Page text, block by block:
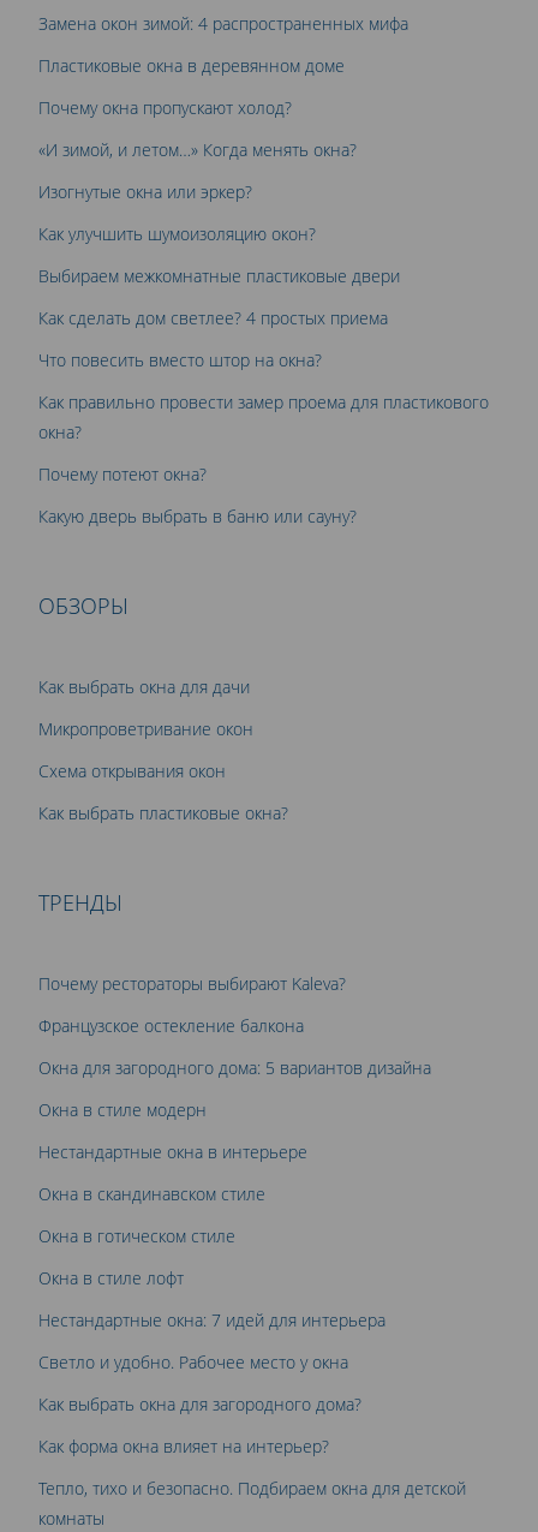
Замена окон зимой: 4 распространенных мифа
Пластиковые окна в деревянном доме
Почему окна пропускают холод?
«И зимой, и летом…» Когда менять окна?
Изогнутые окна или эркер?
Как улучшить шумоизоляцию окон?
Выбираем межкомнатные пластиковые двери
Как сделать дом светлее? 4 простых приема
Что повесить вместо штор на окна?
Как правильно провести замер проема для пластикового
окна?
Почему потеют окна?
Какую дверь выбрать в баню или сауну?
ОБЗОРЫ
Как выбрать окна для дачи
Микропроветривание окон
Схема открывания окон
Как выбрать пластиковые окна?
ТРЕНДЫ
Почему рестораторы выбирают Kaleva?
Французское остекление балкона
Окна для загородного дома: 5 вариантов дизайна
Окна в стиле модерн
Нестандартные окна в интерьере
Окна в скандинавском стиле
Окна в готическом стиле
Окна в стиле лофт
Нестандартные окна: 7 идей для интерьера
Светло и удобно. Рабочее место у окна
Как выбрать окна для загородного дома?
Как форма окна влияет на интерьер?
Тепло, тихо и безопасно. Подбираем окна для детской
комнаты